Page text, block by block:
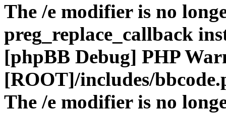
The /e modifier is no
preg_replace_callback
[phpBB Debug] PHP
[ROOT]/includes/
The /e modifier is no